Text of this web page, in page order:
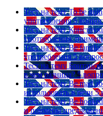
Тест на тему To be
употребления 5
Тест на тему
употребления,
Тест на тему Be
употребления 5
Тест на тему
в чем разница? 5
Тест на тему Be mad
использовать в речи 5
Тест на тему Be
и примеры